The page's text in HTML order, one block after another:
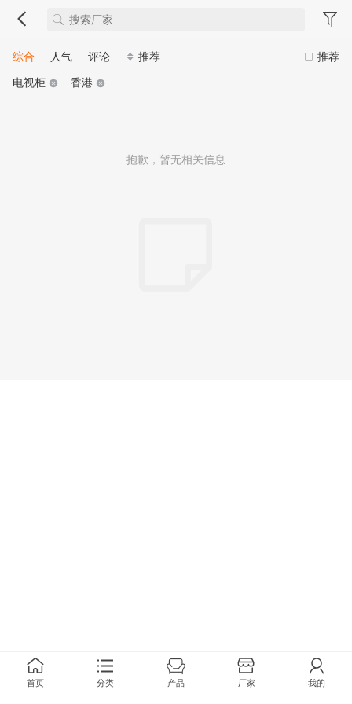
推荐
综合 人气 评论
推荐
电视柜
香港
抱歉，暂无相关信息
首页 分类 产品 厂家 我的